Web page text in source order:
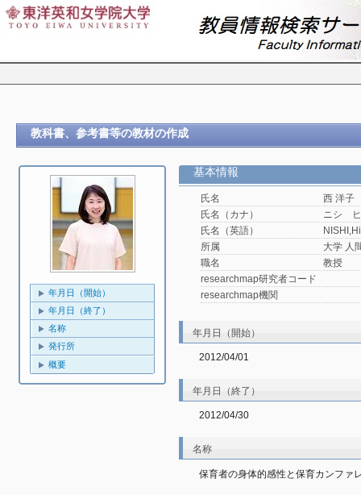
教科書、参考書等の教材の作成
年月日（開始）
年月日（終了）
名称
発行所
概要
基本情報
氏名
西 洋子
氏名（カナ）
ニシ
氏名（英語）
所属
大学 人
職名
教授
researchmap研究者コード
researchmap機関
年月日（開始）
2012/04/01
年月日（終了）
2012/04/30
名称
保育者の身体的感性と保育カンファ